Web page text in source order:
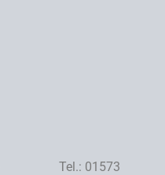
Tel.: 01573